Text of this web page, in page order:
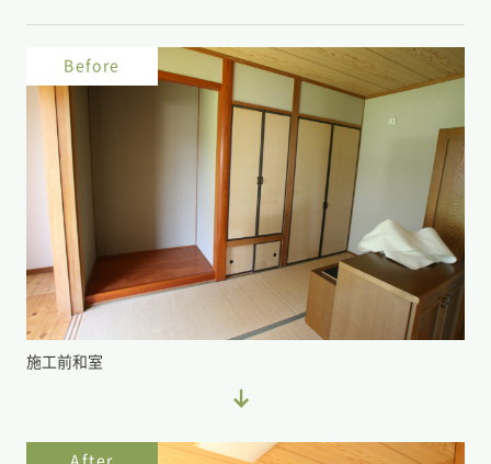
Before
施工前和室
After